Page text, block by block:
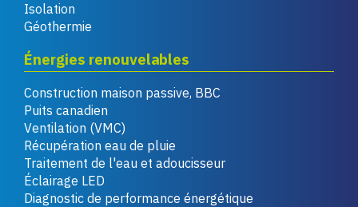
Isolation
Géothermie
Énergies renouvelables
Construction maison passive, BBC
Puits canadien
Ventilation (VMC)
Récupération eau de pluie
Traitement de l'eau et adoucisseur
Éclairage LED
Diagnostic de performance énergétique